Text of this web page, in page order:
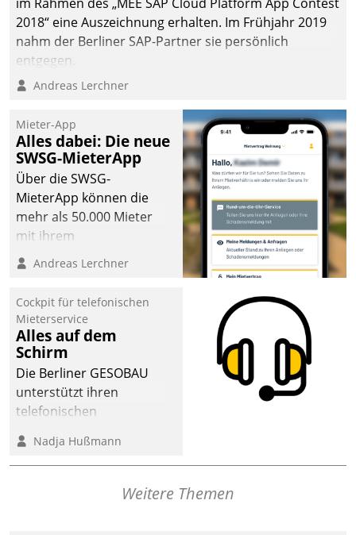
2018“ eine Auszeichnung erhalten. Im Frühjahr 2019
nahm der Berliner SAP-Partner sie persönlich
entgegen.
Andreas Lerchner
Mieter-App
Alles dabei: Die neue
SWSG-MieterApp
Über die SWSG-
MieterApp können die
mehr als 50.000 Mieter
mit ihrem
Wohnungsunternehmen
kommunizieren, auf dem
einsehen und ändern
oder
Schadensmeldungen
abgeben – rund um die
Uhr.
Andreas Lerchner
Cockpit für telefonischen
Mieterservice
Alles auf dem
Schirm
Die Berliner GESOBAU
unterstützt ihren
telefonischen
digitalen Cockpit, das
situationsbezogen
passende Fragen und
Nadja Hußmann
Weitere Themen